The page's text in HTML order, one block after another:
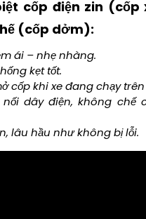
cốp điện zin (cốp
(cốp dởm):
ái – nhẹ nhàng.
kẹt tốt.
cốp khi xe đang chạy
nối dây điện, không chế
lâu hầu như không bị lỗi.